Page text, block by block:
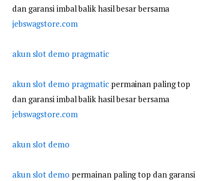
dan garansi imbal balik hasil besar bersama
jebswagstore.com
akun slot demo pragmatic
akun slot demo pragmaticpermainan paling top
dan garansi imbal balik hasil besar bersama
jebswagstore.com
akun slot demo
akun slot demo permainan paling top dan garansi